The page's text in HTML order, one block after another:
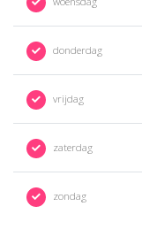
donderdag
vrijdag
zaterdag
zondag